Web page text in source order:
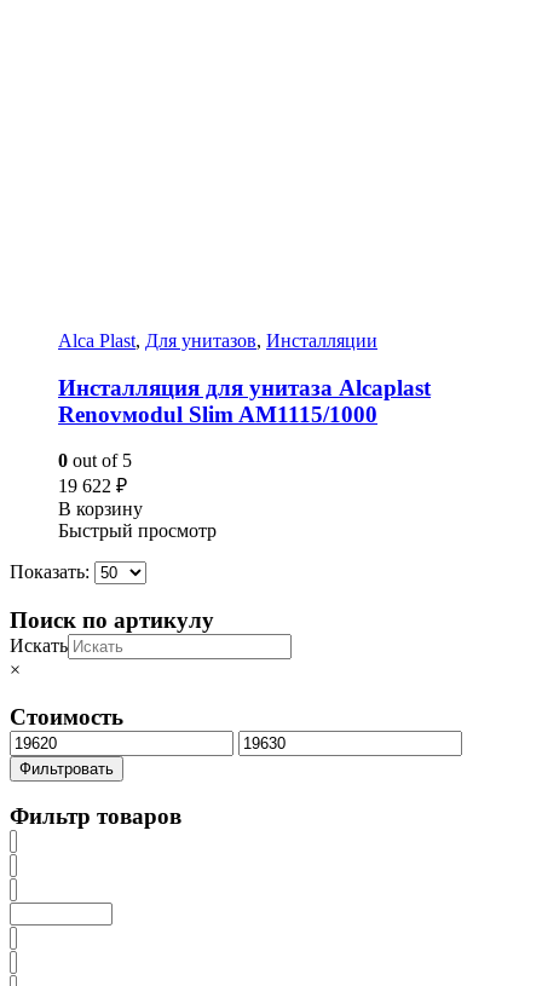
Alca Plast, Для унитазов, Инсталляции
Инсталляция для унитаза Alcaplast
Renovмodul Slim AM1115/1000
0 out of 5
19 622 ₽
В корзину
Быстрый просмотр
Показать:
Поиск по артикулу
Искать
×
Стоимость
Минимальная
цена
Максимальная
цена
Фильтровать
Фильтр товаров